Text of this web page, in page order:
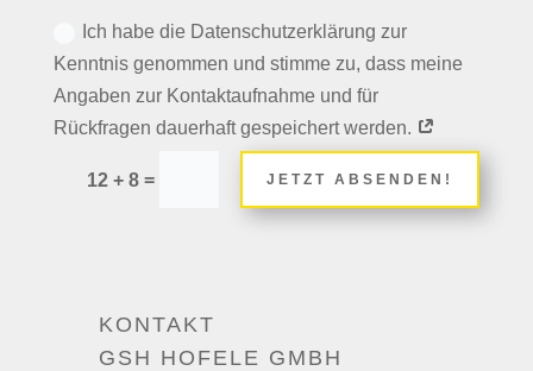
Ich habe die Datenschutzerklärung zur
Kenntnis genommen und stimme zu, dass meine
Angaben zur Kontaktaufnahme und für
Rückfragen dauerhaft gespeichert werden.
12 + 8 = JETZT ABSENDEN!
KONTAKT
GSH HOFELE GMBH